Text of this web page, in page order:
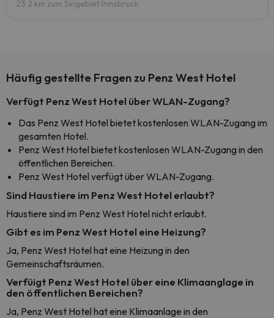
23.2 km zum Skigebiet Innsbruck
Häufig gestellte Fragen zu Penz West Hotel
Verfügt Penz West Hotel über WLAN-Zugang?
Das Penz West Hotel bietet kostenlosen WLAN-Zugang im
gesamten Hotel.
Penz West Hotel bietet kostenlosen WLAN-Zugang in den
öffentlichen Bereichen.
Penz West Hotel verfügt über WLAN-Zugang.
Sind Haustiere im Penz West Hotel erlaubt?
Haustiere sind im Penz West Hotel nicht erlaubt.
Gibt es im Penz West Hotel eine Heizung?
Ja, Penz West Hotel hat eine Heizung in den
Gemeinschaftsräumen.
Verfüigt Penz West Hotel über eine Klimaanglage in
den öffentlichen Bereichen?
Ja, Penz West Hotel hat eine Klimaanlage in den